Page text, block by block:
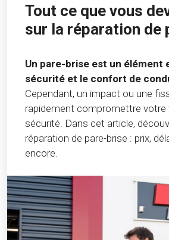
Tout ce que vous
sur la réparation de
Un pare-brise est un élément
sécurité et le confort de
Cependant, un impact ou une
rapidement compromettre votre
sécurité. Dans cet article,
réparation de pare-brise : prix,
encore.